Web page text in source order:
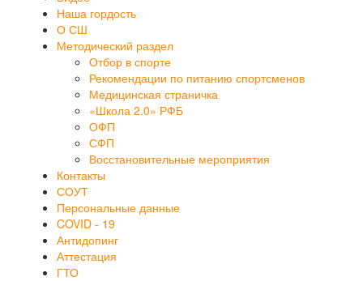
Наша гордость
О СШ
Методический раздел
Отбор в спорте
Рекомендации по питанию спортсменов
Медицинская страничка
«Школа 2.0» РФБ
ОФП
СФП
Восстановительные мероприятия
Контакты
СОУТ
Персональные данные
COVID - 19
Антидопинг
Аттестация
ГТО